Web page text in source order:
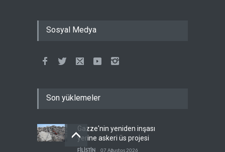
Sosyal Medya
Son yüklemeler
Gazze'nin yeniden inşası
yerine askeri üs projesi
FİLİSTİN 07 Ağustos 2026